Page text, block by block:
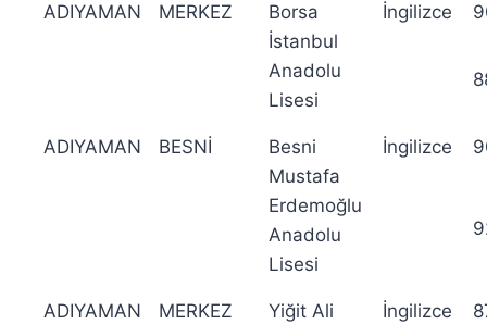
ADIYAMAN MERKEZ
Borsa
İstanbul
Anadolu
Lisesi
İngilizce
ADIYAMAN BESNİ
Besni
Mustafa
Erdemoğlu
Anadolu
Lisesi
İngilizce
ADIYAMAN MERKEZ
Yiğit Ali
İngilizce